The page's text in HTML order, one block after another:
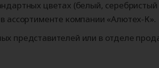
цветах (белый,
ассортименте компании «Алютех-К».
представителей или в отделе